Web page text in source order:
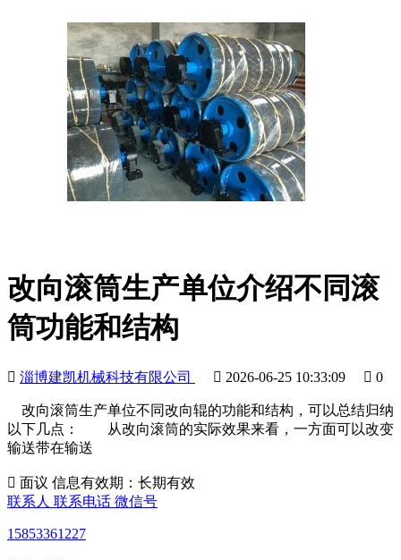
改向滚筒生产单位介绍不同滚
筒功能和结构
 淄博建凯机械科技有限公司  2026-06-25 10:33:09  0
改向滚筒生产单位不同改向辊的功能和结构，可以总结归纳
以下几点： 从改向滚筒的实际效果来看，一方面可以改变
输送带在输送
 面议 信息有效期：长期有效
联系人 联系电话 微信号
15853361227